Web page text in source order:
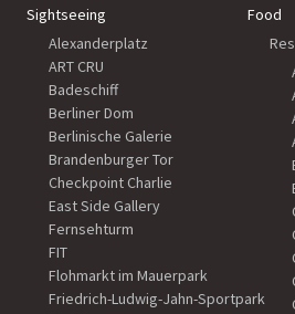
Sightseeing
Alexanderplatz
ART CRU
Badeschiff
Berliner Dom
Berlinische Galerie
Brandenburger Tor
Checkpoint Charlie
East Side Gallery
Fernsehturm
FIT
Flohmarkt im Mauerpark
Friedrich-Ludwig-Jahn-Sportpark
Food